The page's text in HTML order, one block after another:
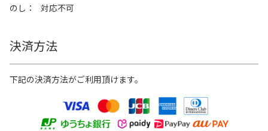
のし
対応不可
決済方法
下記の決済方法がご利用頂けます。